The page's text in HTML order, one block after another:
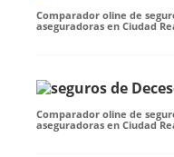
Comparador oline de
aseguradoras en Ciudad
Comparador oline de
aseguradoras en Ciudad